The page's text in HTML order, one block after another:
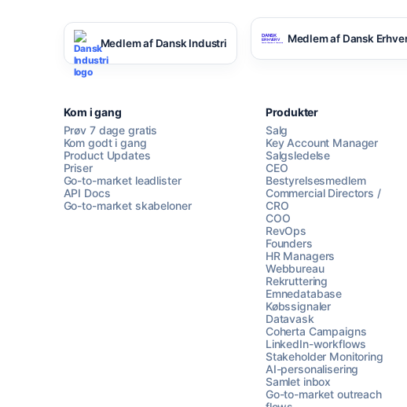
Medlem af Dansk Industri Medlem af Dansk
Kom i gang
Prøv 7 dage gratis
Kom godt i gang
Product Updates
Priser
Go-to-market leadlister
API Docs
Go-to-market skabeloner
Produkter
Salg
Key Account Manager
Salgsledelse
CEO
Bestyrelsesmedlem
Commercial Directors /
CRO
COO
RevOps
Founders
HR Managers
Webbureau
Rekruttering
Emnedatabase
Købssignaler
Datavask
Coherta Campaigns
LinkedIn-workflows
Stakeholder Monitoring
AI-personalisering
Samlet inbox
Go-to-market outreach